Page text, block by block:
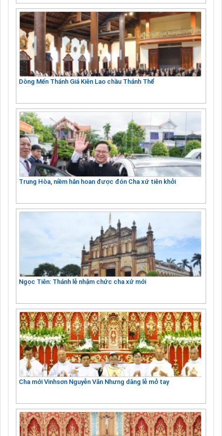
Dòng Mến Thánh Giá Kiên Lao chầu Thánh Thể
Trung Hòa, niềm hân hoan được đón Cha xứ tiên khởi
Ngọc Tiên: Thánh lễ nhậm chức cha xứ mới
Cha mới Vinhsơn Nguyễn Văn Nhưng dâng lễ mở tay